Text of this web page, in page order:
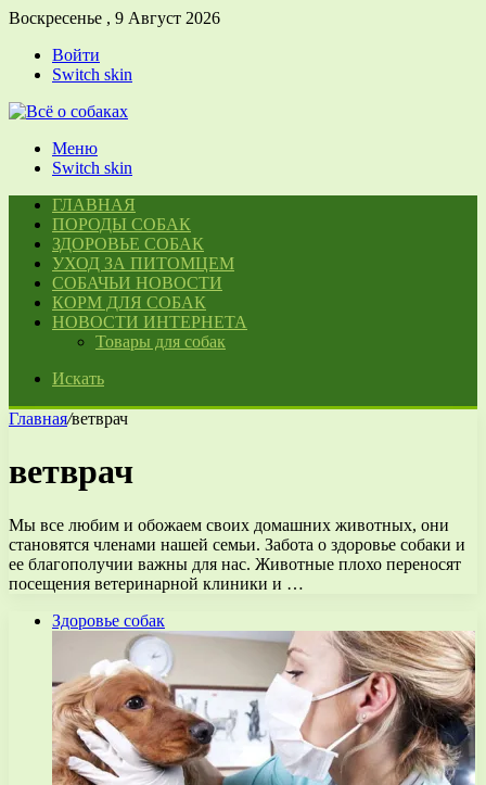
Воскресенье , 9 Август 2026
Войти
Switch skin
Меню
Switch skin
ГЛАВНАЯ
ПОРОДЫ СОБАК
ЗДОРОВЬЕ СОБАК
УХОД ЗА ПИТОМЦЕМ
СОБАЧЬИ НОВОСТИ
КОРМ ДЛЯ СОБАК
НОВОСТИ ИНТЕРНЕТА
Товары для собак
Искать
Главная/ветврач
ветврач
Мы все любим и обожаем своих домашних животных, они
становятся членами нашей семьи. Забота о здоровье собаки и
ее благополучии важны для нас. Животные плохо переносят
посещения ветеринарной клиники и …
Здоровье собак